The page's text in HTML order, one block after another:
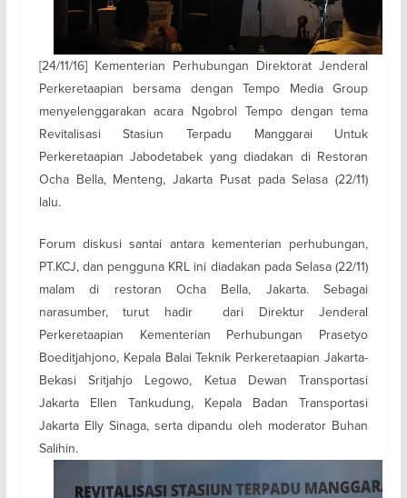
[24/11/16] Kementerian Perhubungan Direktorat Jenderal
Perkeretaapian bersama dengan Tempo Media Group
menyelenggarakan acara Ngobrol Tempo dengan tema
Revitalisasi Stasiun Terpadu Manggarai Untuk
Perkeretaapian Jabodetabek yang diadakan di Restoran
Ocha Bella, Menteng, Jakarta Pusat pada Selasa (22/11)
lalu.
Forum diskusi santai antara kementerian perhubungan,
PT.KCJ, dan pengguna KRL ini diadakan pada Selasa (22/11)
malam di restoran Ocha Bella, Jakarta. Sebagai
narasumber, turut hadir dari Direktur Jenderal
Perkeretaapian Kementerian Perhubungan Prasetyo
Boeditjahjono, Kepala Balai Teknik Perkeretaapian Jakarta-
Bekasi Sritjahjo Legowo, Ketua Dewan Transportasi
Jakarta Ellen Tankudung, Kepala Badan Transportasi
Jakarta Elly Sinaga, serta dipandu oleh moderator Buhan
Salihin.